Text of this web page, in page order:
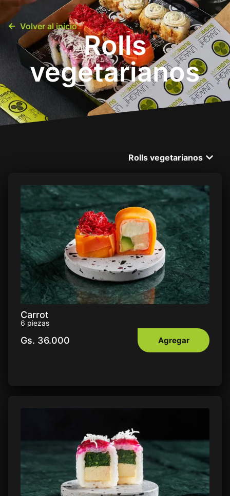
0
Menú
Sucursales
Contacto
Volver al inicio
Rolls
vegetarianos
Rolls vegetarianos
Carrot
6 piezas
Gs. 36.000 Agregar